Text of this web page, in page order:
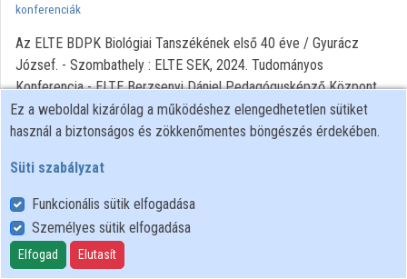
konferenciák
Az ELTE BDPK Biológiai Tanszékének első 40 éve / Gyurácz
József. - Szombathely : ELTE SEK, 2024. Tudományos
Konferencia - ELTE Berzsenyi Dániel Pedagógusképző Központ
Felhasználói szabályzat
Adatkezelési tájékoztató
Süti szabályzat
Ez a weboldal kizárólag a működéshez elengedhetetlen sütiket
használ a biztonságos és zökkenőmentes böngészés érdekében.
Süti szabályzat
Funkcionális sütik elfogadása
Személyes sütik elfogadása
Elfogad Elutasít